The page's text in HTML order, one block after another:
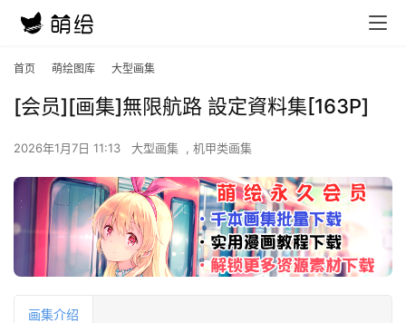
首页 萌绘图库 大型画集
[会员][画集]無限航路 設定資料集[163P]
2026年1月7日 11:13 大型画集 , 机甲类画集
画集介绍